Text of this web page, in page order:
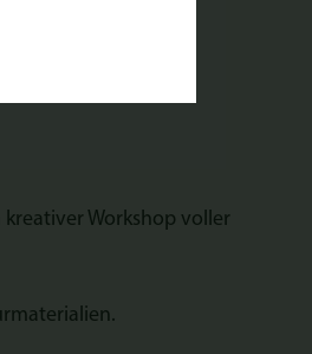
Workshop voller